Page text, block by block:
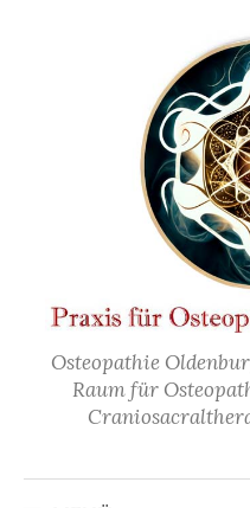
Osteopathie
Raum für